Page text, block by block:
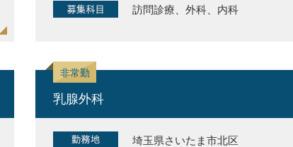
訪問診療、外科、内科
乳腺外科
埼玉県さいたま市北区